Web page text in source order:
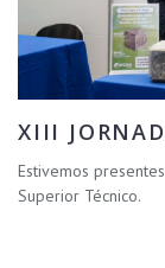
XIII
Estivemos
Superior Técnico.